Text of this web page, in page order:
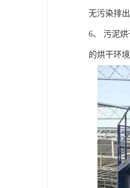
无污染排
6、 污泥
的烘干环境